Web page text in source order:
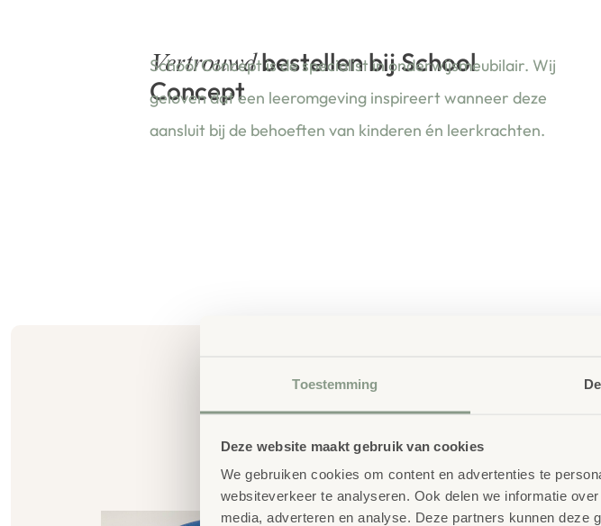
Toestemming
Deze website maakt gebruik van cookies
We gebruiken cookies om content en advertenties te
websiteverkeer te analyseren. Ook delen we informatie
media, adverteren en analyse. Deze partners kunnen deze
Vertrouwdbestellen bij School
Concept
School Concept is de specialist in onderwijsmeubilair. Wij
geloven dat een leeromgeving inspireert wanneer deze
aansluit bij de behoeften van kinderen én leerkrachten.